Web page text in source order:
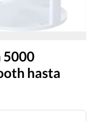
5000
hasta